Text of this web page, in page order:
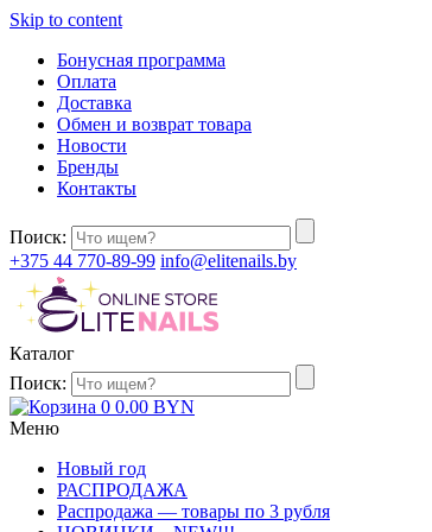
Skip to content
Бонусная программа
Оплата
Доставка
Обмен и возврат товара
Новости
Бренды
Контакты
Поиск:
+375 44 770-89-99 info@elitenails.by
Каталог
Поиск:
0 0.00 BYN
Меню
Новый год
РАСПРОДАЖА
Распродажа — товары по 3 рубля